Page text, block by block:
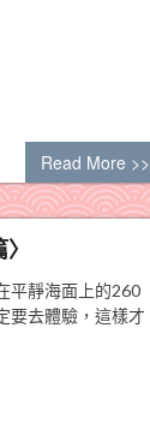
Read More >>
平靜海面上的260
要去體驗，這樣才